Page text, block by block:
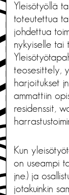
Yleisötyöllä
toteutettua
johdettua
nykyiselle tai
teosesittely,
harjoitukset
ammattiin
residenssit,
Kun
on useampi
jne.) ja
jotakuinkin